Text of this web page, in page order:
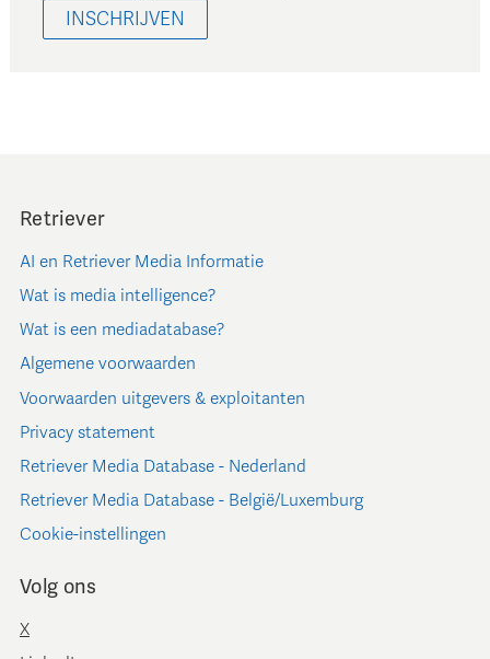
INSCHRIJVEN
Retriever
AI en Retriever Media Informatie
Wat is media intelligence?
Wat is een mediadatabase?
Algemene voorwaarden
Voorwaarden uitgevers & exploitanten
Privacy statement
Retriever Media Database - Nederland
Retriever Media Database - België/Luxemburg
Cookie-instellingen
Volg ons
X